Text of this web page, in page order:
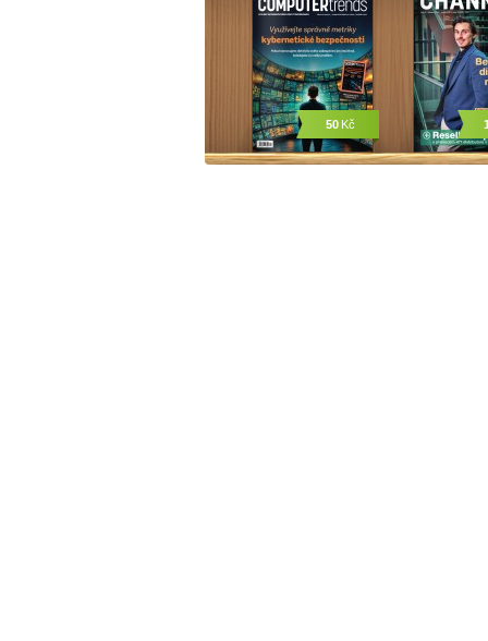
50 Kč